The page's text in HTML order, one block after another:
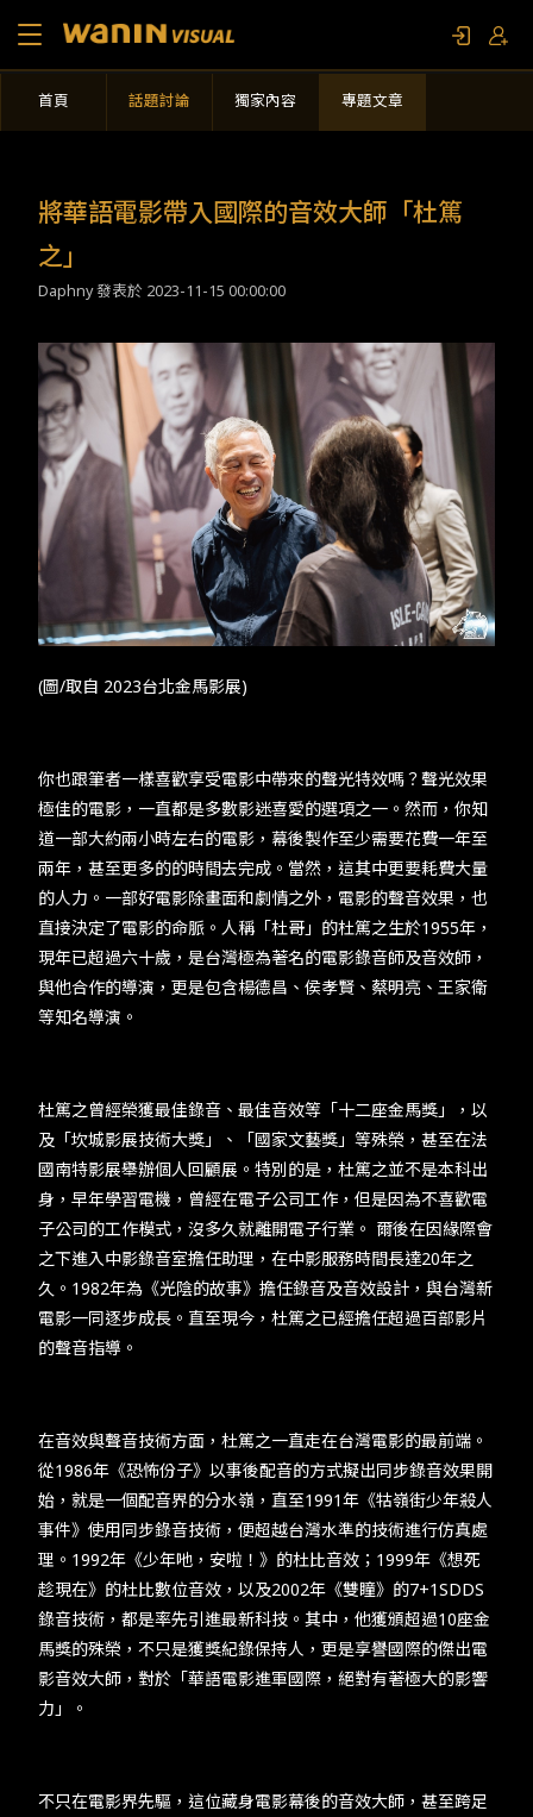
關於我們
影視專題
限定活動
TW EN
首頁 話題討論 獨家內容 專題文章
​​將華語電影帶入國際的音效大師「杜篤
之」​
Daphny 發表於 2023-11-15 00:00:00
​​(圖/取自 2023台北金馬影展)​
​​你也跟筆者一樣喜歡享受電影中帶來的聲光特效嗎？聲光效果
極佳的電影，一直都是多數影迷喜愛的選項之一。然而，你知
道一部大約兩小時左右的電影，幕後製作至少需要花費一年至
兩年，甚至更多的的時間去完成。當然，這其中更要耗費大量
的人力。一部好電影除畫面和劇情之外，電影的聲音效果，也
直接決定了電影的命脈。人稱「杜哥」的杜篤之生於1955年，
現年已超過六十歲，是台灣極為著名的電影錄音師及音效師，
與他合作的導演，更是包含楊德昌、侯孝賢、蔡明亮、王家衛
等知名導演。​
​​杜篤之曾經榮獲最佳錄音、最佳音效等「十二座金馬獎」，以
及「坎城影展技術大獎」、「國家文藝獎」等殊榮，甚至在法
國南特影展舉辦個人回顧展。特別的是，杜篤之並不是本科出
身，早年學習電機，曾經在電子公司工作，但是因為不喜歡電
子公司的工作模式，沒多久就離開電子行業。 爾後在因緣際會
之下進入中影錄音室擔任助理，在中影服務時間長達20年之
久。1982年為《光陰的故事》擔任錄音及音效設計，與台灣新
電影一同逐步成長。直至現今，杜篤之已經擔任超過百部影片
的聲音指導。​
​​在音效與聲音技術方面，杜篤之一直走在台灣電影的最前端。
從1986年《恐怖份子》以事後配音的方式擬出同步錄音效果開
始，就是一個配音界的分水嶺，直至1991年《牯嶺街少年殺人
事件》使用同步錄音技術，便超越台灣水準的技術進行仿真處
理。1992年《少年吔，安啦！》的杜比音效；1999年《想死
趁現在》的杜比數位音效，以及2002年《雙瞳》的7+1SDDS
錄音技術，都是率先引進最新科技。其中，他獲頒超過10座金
馬獎的殊榮，不只是獲獎紀錄保持人，更是享譽國際的傑出電
影音效大師，對於「華語電影進軍國際，絕對有著極大的影響
力」。​
​​不只在電影界先驅，這位藏身電影幕後的音效大師，甚至跨足